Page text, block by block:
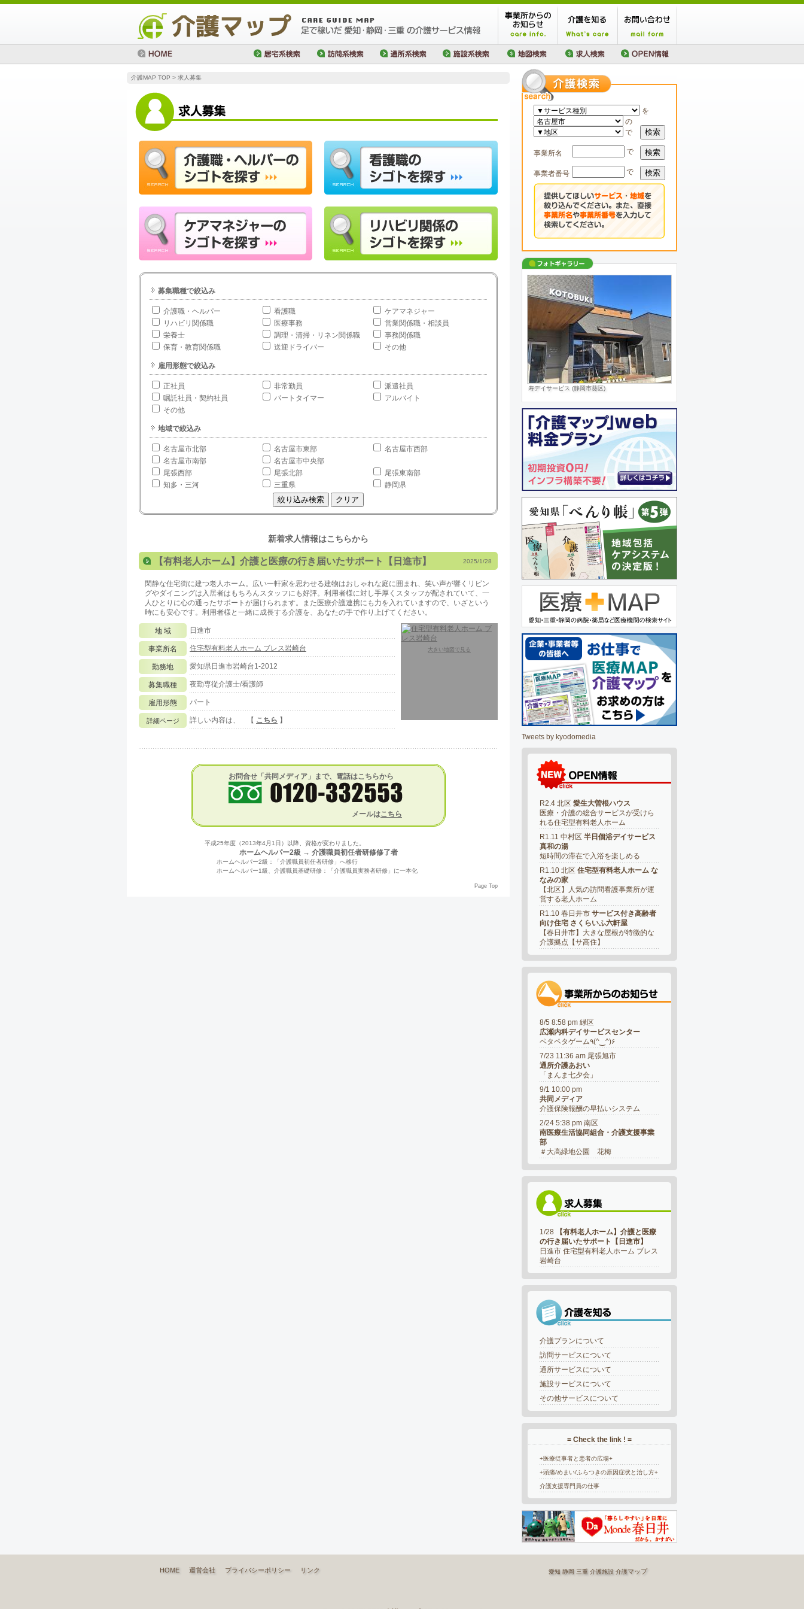
介護MAP TOP > 求人募集
募集職種で絞込み
介護職・ヘルパー 看護職
ケアマネジャー
リハビリ関係職
医療事務
営業関係職・相談員
栄養士
調理・清掃・リネン関係職
事務関係職
保育・教育関係職
送迎ドライバー その他
雇用形態で絞込み
正社員 非常勤員
派遣社員
嘱託社員・契約社員
パートタイマー
アルバイト
その他
地域で絞込み
名古屋市北部 名古屋市東部
名古屋市西部
名古屋市南部
名古屋市中央部
尾張西部
尾張北部
尾張東南部
知多・三河
三重県 静岡県
絞り込み検索 クリア
新着求人情報はこちらから
【有料老人ホーム】介護と医療の行き届いたサポート【日進市】 2025/1/28
閑静な住宅街に建つ老人ホーム。広い一軒家を思わせる建物はおしゃれな庭に囲まれ、笑い声が響くリビン
グやダイニングは入居者はもちろんスタッフにも好評。利用者様に対し手厚くスタッフが配されていて、一
人ひとりに心の通ったサポートが届けられます。また医療介護連携にも力を入れていますので、いざという
時にも安心です。利用者様と一緒に成長する介護を、あなたの手で作り上げてください。
大きい地図で見る
地 域 日進市
事業所名 住宅型有料老人ホーム ブレス岩崎台
勤務地 愛知県日進市岩崎台1-2012
募集職種 夜勤専従介護士/看護師
雇用形態 パート
詳細ページ 詳しい内容は、 【 こちら 】
お問合せ「共同メディア」まで、電話はこちらから
メールはこちら
平成25年度（2013年4月1日）以降、資格が変わりました。
ホームヘルパー2級 → 介護職員初任者研修修了者
ホームヘルパー2級：「介護職員初任者研修」へ移行
ホームヘルパー1級、介護職員基礎研修：「介護職員実務者研修」に一本化
Page Top
を
の
で
検索
事業所名 で 検索
事業者番号 で 検索
寿デイサービス (静岡市葵区)
Tweets by kyodomedia
R2.4 北区 愛生大曽根ハウス
医療・介護の総合サービスが受けら
れる住宅型有料老人ホーム
R1.11 中村区 半日個浴デイサービス
真和の湯
短時間の滞在で入浴を楽しめる
R1.10 北区 住宅型有料老人ホーム な
なみの家
【北区】人気の訪問看護事業所が運
営する老人ホーム
R1.10 春日井市 サービス付き高齢者
向け住宅 さくらいふ六軒屋
【春日井市】大きな屋根が特徴的な
介護拠点【サ高住】
8/5 8:58 pm 緑区
広瀬内科デイサービスセンター
ペタペタゲーム٩(^‿^)۶
7/23 11:36 am 尾張旭市
通所介護あおい
「まんま七夕会」
9/1 10:00 pm
共同メディア
介護保険報酬の早払いシステム
2/24 5:38 pm 南区
南医療生活協同組合・介護支援事業
部
＃大高緑地公園 花梅
1/28
【有料老人ホーム】介護と医療
の行き届いたサポート【日進市】
日進市 住宅型有料老人ホーム ブレス
岩崎台
介護プランについて
訪問サービスについて
通所サービスについて
施設サービスについて
その他サービスについて
= Check the link ! =
+医療従事者と患者の広場+
+頭痛/めまい/ふらつきの原因症状と治し方+
介護支援専門員の仕事
HOME 運営会社 プライバシーポリシー リンク 愛知 静岡 三重 介護施設 介護マップ